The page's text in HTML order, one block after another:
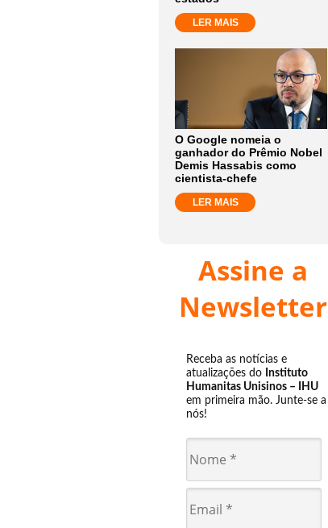
LER MAIS
O Google nomeia o
ganhador do Prêmio Nobel
Demis Hassabis como
cientista-chefe
LER MAIS
Assine a
Newsletter
Receba as notícias e
atualizações do Instituto
Humanitas Unisinos – IHU
em primeira mão. Junte-se a
nós!